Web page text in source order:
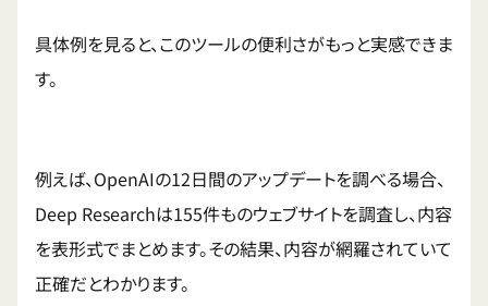
具体例を見ると、このツールの便利さがもっと実感できま
す。
例えば、OpenAIの12日間のアップデートを調べる場合、
Deep Researchは155件ものウェブサイトを調査し、内容
を表形式でまとめます。その結果、内容が網羅されていて
正確だとわかります。